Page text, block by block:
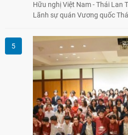
Hữu nghị Việt Nam - Thái Lan
Lãnh sự quán Vương quốc
Việt Nam - Thái Lan (1976-
của giao lưu nhân dân, Tổng
hoạt động trao đổi về văn hóa,
nghệ thuật và giao lưu thanh
Thái Lan - Việt Nam ngày